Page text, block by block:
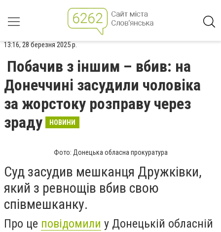
13:16, 28 березня 2025 р.
Побачив з іншим – вбив: на
Донеччині засудили чоловіка
за жорстоку розправу через
зраду
НОВИНИ
Фото: Донецька обласна прокуратура
Суд засудив мешканця Дружківки,
який з ревнощів вбив свою
співмешканку.
Про це повідомили у Донецькій обласній